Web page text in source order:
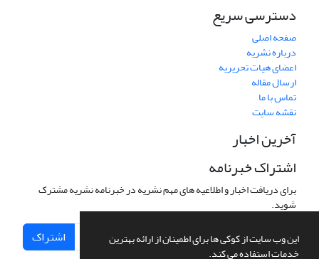
این وب سایت از کوکی ها برای اطمینان از ارائه بهترین
خدمات استفاده می کند.
دسترسی سریع
صفحه اصلی
درباره نشریه
اعضای هیات تحریریه
ارسال مقاله
تماس با ما
نقشه سایت
آخرین اخبار
اشتراک خبرنامه
برای دریافت اخبار و اطلاعیه های مهم نشریه در خبرنامه نشریه مشترک
شوید.
اشتراک